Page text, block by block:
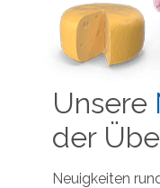
Unsere
der
Neuigkeiten